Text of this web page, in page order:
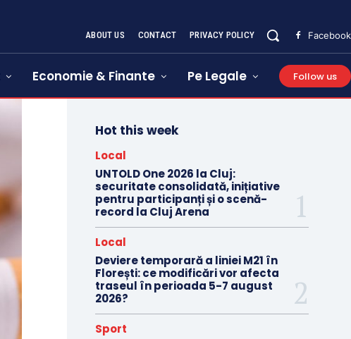
ABOUT US CONTACT PRIVACY POLICY Facebook
Economie & Finante Pe Legale Follow us
Hot this week
Local
UNTOLD One 2026 la Cluj:
securitate consolidată, inițiative
pentru participanți și o scenă-
record la Cluj Arena
Local
Deviere temporară a liniei M21 în
Florești: ce modificări vor afecta
traseul în perioada 5-7 august
2026?
Sport